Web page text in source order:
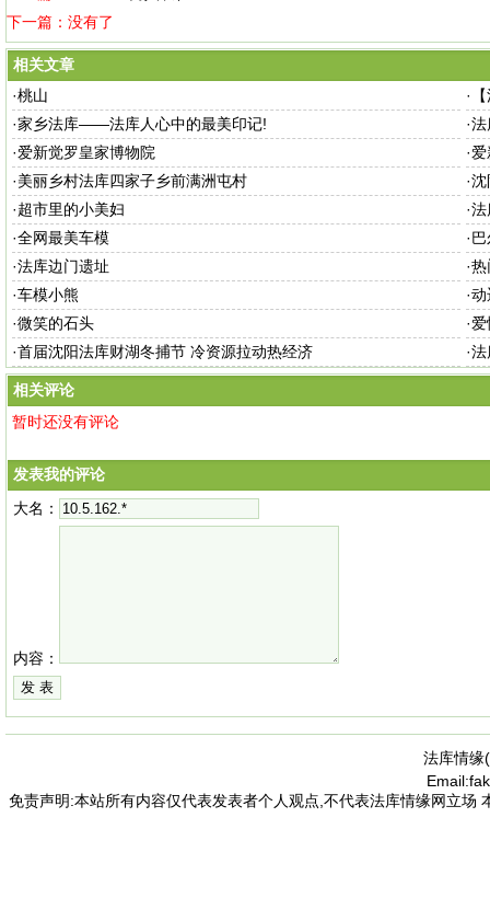
下一篇：没有了
相关文章
·桃山 ·
·家乡法库——法库人心中的最美印记! ·法
·爱新觉罗皇家博物院 ·爱
·美丽乡村法库四家子乡前满洲屯村 ·沈
·超市里的小美妇 ·法
·全网最美车模 ·
·法库边门遗址 ·热
·车模小熊 ·动
·微笑的石头 ·爱
·首届沈阳法库财湖冬捕节 冷资源拉动热经济 ·法
相关评论
暂时还没有评论
发表我的评论
大名：
内容：
法库情缘(
免责声明:本站所有内容仅代表发表者个人观点,不代表法库情缘网立